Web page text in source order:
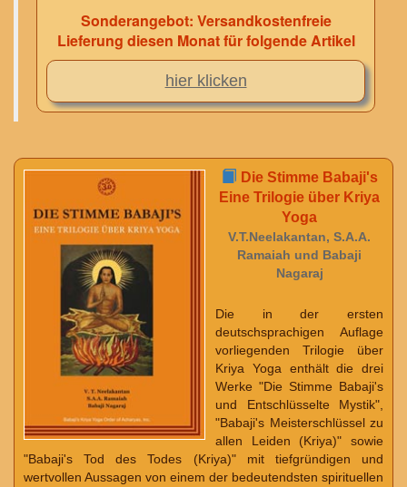
Sonderangebot: Versandkostenfreie
Lieferung diesen Monat für folgende Artikel
hier klicken
Die Stimme Babaji's
Eine Trilogie über Kriya
Yoga
V.T.Neelakantan, S.A.A.
Ramaiah und Babaji
Nagaraj
Die in der ersten
deutschsprachigen Auflage
vorliegenden Trilogie über
Kriya Yoga enthält die drei
Werke "Die Stimme Babaji's
und Entschlüsselte Mystik",
"Babaji's Meisterschlüssel zu
allen Leiden (Kriya)" sowie
"Babaji's Tod des Todes (Kriya)" mit tiefgründigen und
wertvollen Aussagen von einem der bedeutendsten spirituellen